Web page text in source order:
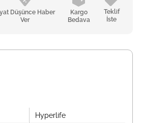
Düşünce Haber
Ver
Kargo
Bedava
Teklif
İste
Hyperlife